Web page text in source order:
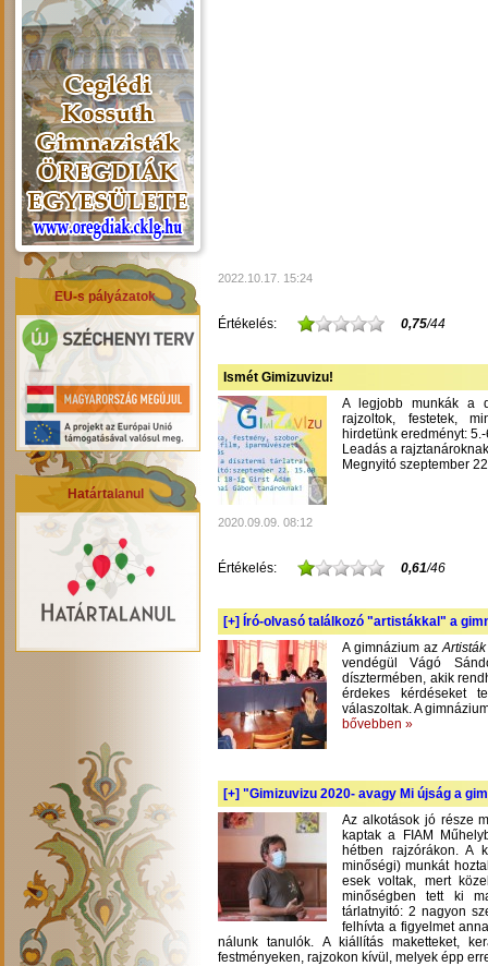
EU-s pályázatok
Határtalanul
2022.10.17. 15:24
Értékelés: 0,75/44
Ismét Gimizuvizu!
A legjobb munkák a
rajzoltok, festetek,
hirdetünk eredményt:
Leadás a
Megnyitó szeptember
2020.09.09. 08:12
Értékelés: 0,61/46
[+] Író-olvasó találkozó "artistákkal" a
A gimnázium az
vendégül Vágó
dísztermében, akik
érdekes kérdéseket
válaszoltak. A
bővebben »
[+] "Gimizuvizu 2020- avagy Mi újság a
Az alkotások jó része
kaptak a FIAM
hétben rajzórákon. A
minőségi) munkát
esek voltak, mert
minőségben tett ki
tárlatnyitó: 2 nagyon
felhívta a figyelmet
nálunk tanulók. A kiállítás maketteket,
festményeken, rajzokon kívül, melyek épp